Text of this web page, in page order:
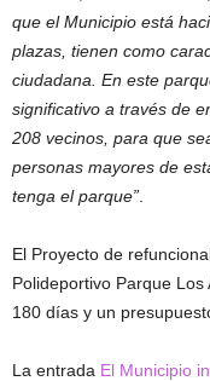
que el Municipio está
plazas, tienen como
ciudadana. En este
significativo a través de
208 vecinos, para que
personas mayores de
tenga el parque”
El Proyecto de
Polideportivo Parque
180 días y un
La entrada El Municipio